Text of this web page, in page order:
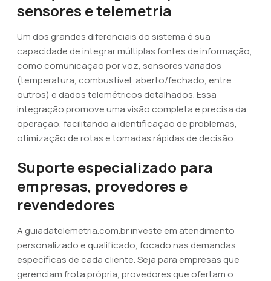
sensores e telemetria
Um dos grandes diferenciais do sistema é sua
capacidade de integrar múltiplas fontes de informação,
como comunicação por voz, sensores variados
(temperatura, combustível, aberto/fechado, entre
outros) e dados telemétricos detalhados. Essa
integração promove uma visão completa e precisa da
operação, facilitando a identificação de problemas,
otimização de rotas e tomadas rápidas de decisão.
Suporte especializado para
empresas, provedores e
revendedores
A guiadatelemetria.com.br investe em atendimento
personalizado e qualificado, focado nas demandas
específicas de cada cliente. Seja para empresas que
gerenciam frota própria, provedores que ofertam o